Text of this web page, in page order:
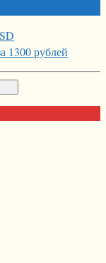
1300 рублей